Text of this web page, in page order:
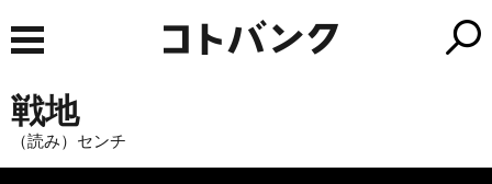
戦地
（読み）センチ